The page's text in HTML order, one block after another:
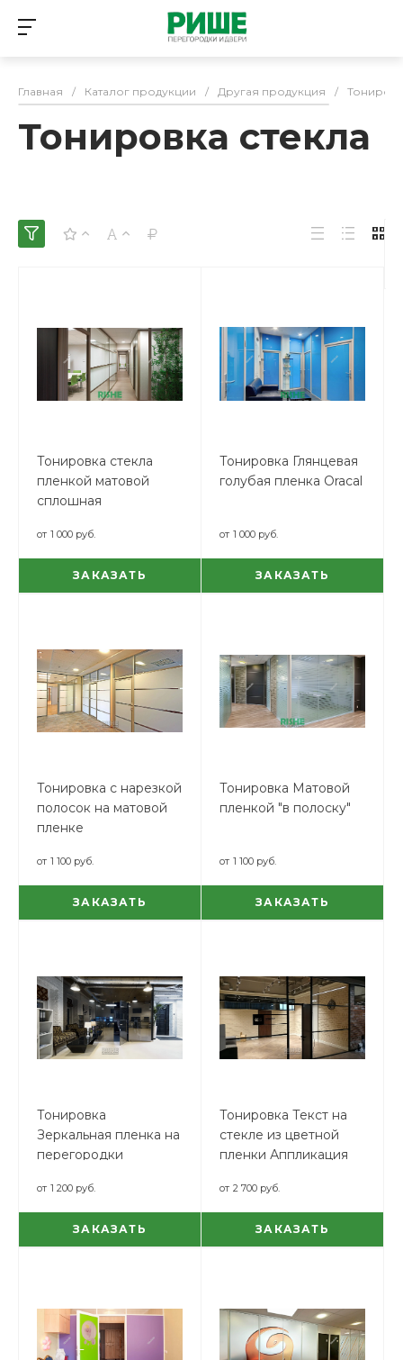
Главная / Каталог продукции / Другая продукция /
Тонировка стекла
Тонировка стекла
пленкой матовой
сплошная
от 1 000 руб.
ЗАКАЗАТЬ
Тонировка Глянцевая
голубая пленка Oracal
от 1 000 руб.
ЗАКАЗАТЬ
Тонировка с нарезкой
полосок на матовой
пленке
от 1 100 руб.
ЗАКАЗАТЬ
Тонировка Матовой
пленкой "в полоску"
от 1 100 руб.
ЗАКАЗАТЬ
Тонировка
Зеркальная пленка на
перегородки
от 1 200 руб.
ЗАКАЗАТЬ
Тонировка Текст на
стекле из цветной
пленки Аппликация
от 2 700 руб.
ЗАКАЗАТЬ